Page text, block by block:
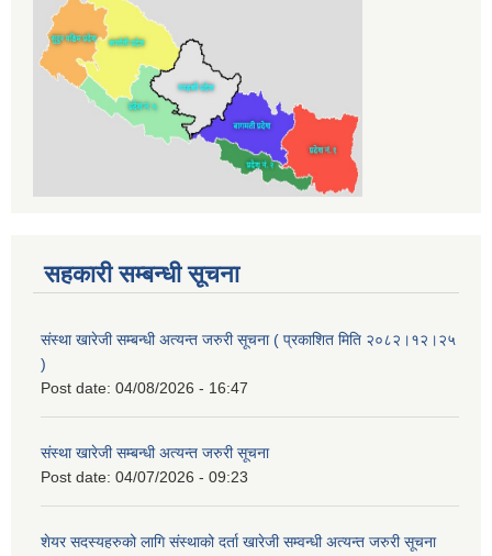
सहकारी सम्बन्धी सूचना
संस्था खारेजी सम्बन्धी अत्यन्त जरुरी सूचना ( प्रकाशित मिति २०८२।१२।२५
)
Post date: 04/08/2026 - 16:47
संस्था खारेजी सम्बन्धी अत्यन्त जरुरी सूचना
Post date: 04/07/2026 - 09:23
शेयर सदस्यहरुको लागि संस्थाको दर्ता खारेजी सम्वन्धी अत्यन्त जरुरी सूचना